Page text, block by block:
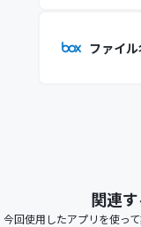
ファイ
関連
今回使用したアプリを使っ